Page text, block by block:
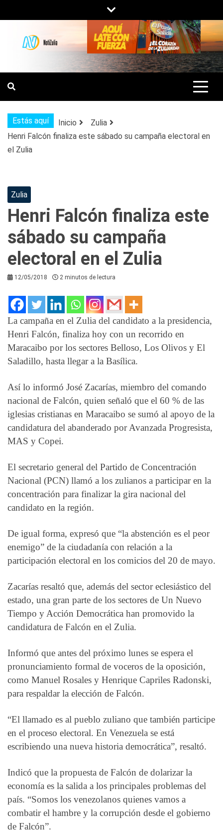
al
contenido
NOTIZULIA
NOTICIAS DEL ZULIA, VENEZUELA Y
DE INTERÉS GENERAL.
Estás aquí Inicio
Zulia
Henri Falcón finaliza este sábado su campaña electoral en
el Zulia
Zulia
Henri Falcón finaliza este
sábado su campaña
electoral en el Zulia
12/05/2018 2 minutos de lectura
La campaña en el Zulia del candidato a la presidencia,
Henri Falcón, finaliza hoy con un recorrido en
Maracaibo por los sectores Belloso, Los Olivos y El
Saladillo, hasta llegar a la Basílica.
Así lo informó José Zacarías, miembro del comando
nacional de Falcón, quien señaló que el 60 % de las
iglesias cristianas en Maracaibo se sumó al apoyo de la
candidatura del abanderado por Avanzada Progresista,
MAS y Copei.
El secretario general del Partido de Concentración
Nacional (PCN) llamó a los zulianos a participar en la
concentración para finalizar la gira nacional del
candidato en la región.
De igual forma, expresó que “la abstención es el peor
enemigo” de la ciudadanía con relación a la
participación electoral en los comicios del 20 de mayo.
Zacarías resaltó que, además del sector eclesiástico del
estado, una gran parte de los sectores de Un Nuevo
Tiempo y Acción Democrática han promovido la
candidatura de Falcón en el Zulia.
Informó que antes del próximo lunes se espera el
pronunciamiento formal de voceros de la oposición,
como Manuel Rosales y Henrique Capriles Radonski,
para respaldar la elección de Falcón.
“El llamado es al pueblo zuliano que también participe
en el proceso electoral. En Venezuela se está
escribiendo una nueva historia democrática”, resaltó.
Indicó que la propuesta de Falcón de dolarizar la
economía es la salida a los principales problemas del
país. “Somos los venezolanos quienes vamos a
combatir el hambre y la corrupción desde el gobierno
de Falcón”.